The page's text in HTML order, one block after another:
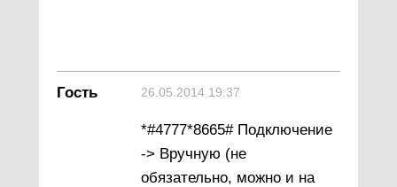
Гость 26.05.2014 19:37
*#4777*8665# Подключение
-> Вручную (не
обязательно, можно и на